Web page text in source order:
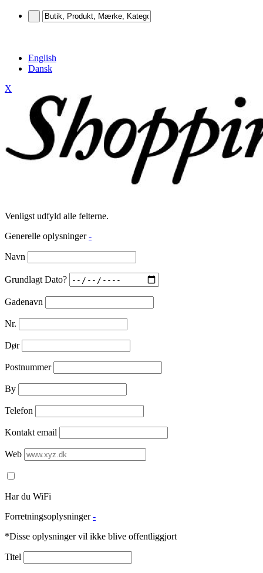
English
Dansk
X
Venligst udfyld alle felterne.
Generelle oplysninger -
Navn
Grundlagt Dato?
Gadenavn
Nr.
Dør
Postnummer
By
Telefon
Kontakt email
Web
Har du WiFi
Forretningsoplysninger -
*Disse oplysninger vil ikke blive offentliggjort
Titel